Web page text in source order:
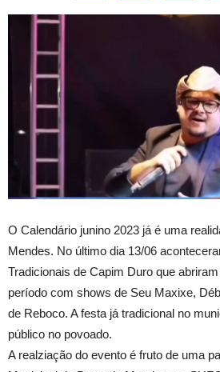
O Calendário junino 2023 já é uma
Mendes. No último dia 13/06
Tradicionais de Capim Duro que
período com shows de Seu Maxixe,
de Reboco. A festa já tradicional no
público no povoado.
A realziação do evento é fruto de uma